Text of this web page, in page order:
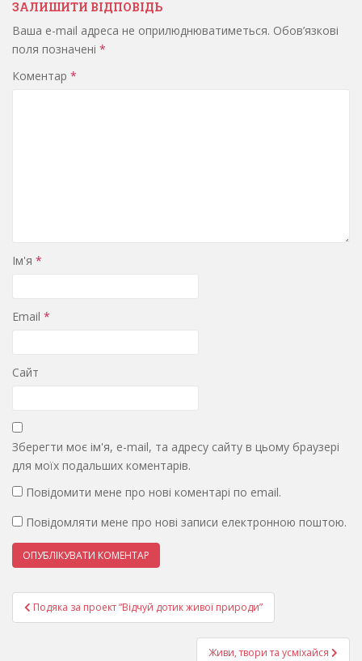
ЗАЛИШИТИ ВІДПОВІДЬ
Ваша e-mail адреса не оприлюднюватиметься. Обов’язкові
поля позначені *
Коментар *
Ім'я *
Email *
Сайт
Зберегти моє ім'я, e-mail, та адресу сайту в цьому браузері
для моїх подальших коментарів.
Повідомити мене про нові коментарі по email.
Повідомляти мене про нові записи електронною поштою.
Навігація
записів
Подяка за проект “Відчуй дотик живої природи”
Живи, твори та усміхайся